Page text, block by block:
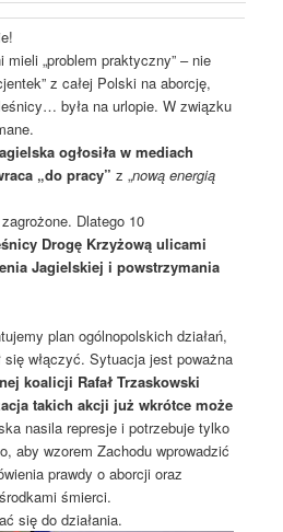
„problem praktyczny” – nie
z całej Polski na aborcję,
była na urlopie. W związku
ogłosiła w mediach
„do pracy” z „nową energią
Dlatego 10
Drogę Krzyżową ulicami
Jagielskiej i powstrzymania
plan ogólnopolskich działań,
włączyć. Sytuacja jest poważna
koalicji Rafał Trzaskowski
takich akcji już wkrótce może
nasila represje i potrzebuje tylko
aby wzorem Zachodu wprowadzić
prawdy o aborcji oraz
śmierci.
się do działania.